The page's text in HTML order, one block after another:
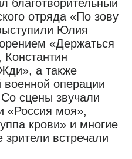
благотворительный
отряда «По зову
Юлия
«Держаться
а также
военной операции
сцены звучали
«Россия моя»,
крови» и многие
зрители встречали